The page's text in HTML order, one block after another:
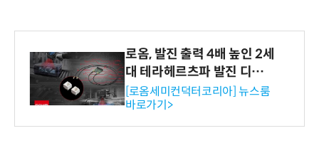
로옴, 발진 출력 4배 높인 2세
대 테라헤르츠파 발진 디바이
스 개발
[로옴세미컨덕터코리아] 뉴스룸
바로가기>